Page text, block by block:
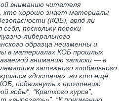
вниманию читателя
кто хорошо знает материалы
(КОБ), вряд ли
поскольку пороки
либерального
образца неизменны и
в материалах КОБ прошлых
вниманию записки — в
затяжного глобального
«до­стала», но кто ещё
подвигнуть к прочтению
“Краткого курса”,